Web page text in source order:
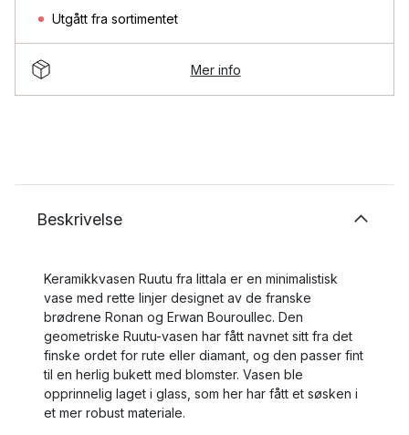
Utgått fra sortimentet
Mer info
Beskrivelse
Keramikkvasen Ruutu fra Iittala er en minimalistisk
vase med rette linjer designet av de franske
brødrene Ronan og Erwan Bouroullec. Den
geometriske Ruutu-vasen har fått navnet sitt fra det
finske ordet for rute eller diamant, og den passer fint
til en herlig bukett med blomster. Vasen ble
opprinnelig laget i glass, som her har fått et søsken i
et mer robust materiale.